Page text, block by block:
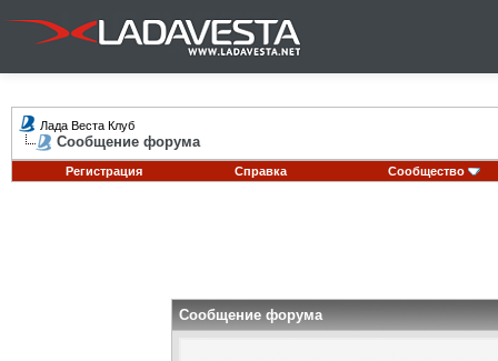
Лада Веста Клуб
Сообщение форума
Регистрация Справка Сообщество
Сообщение форума